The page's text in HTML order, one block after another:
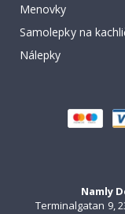
Menovky
Samolepky na
Nálepky
Namly
Terminalgatan 9,